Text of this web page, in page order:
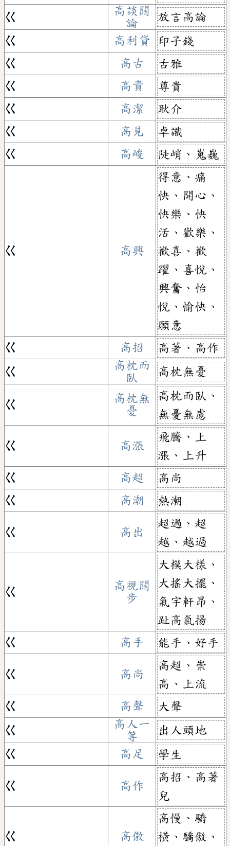
ㄍ
高談闊
論
放言高論
ㄍ
高利貸
印子錢
ㄍ
高古
古雅
ㄍ
高貴
尊貴
ㄍ
高潔
耿介
ㄍ
高見
卓識
ㄍ
高峻 陡峭、嵬巍
ㄍ 高興
得意、痛
快、開心、
快樂、快
活、歡樂、
歡喜、歡
躍、喜悅、
興奮、怡
悅、愉快、
願意
ㄍ
高招
高著、高作
ㄍ
高枕而
臥
高枕無憂
ㄍ
高枕無
憂
高枕而臥、
無憂無慮
ㄍ 高漲
飛騰、上
漲、上升
ㄍ
高超
高尚
ㄍ
高潮 熱潮
ㄍ 高出
超過、超
越、越過
ㄍ
高視闊
步
大模大樣、
大搖大擺、
氣宇軒昂、
趾高氣揚
ㄍ
高手 能手、好手
ㄍ 高尚
高超、崇
高、上流
ㄍ
高聲
大聲
ㄍ
高人一
等
出人頭地
ㄍ
高足 學生
ㄍ 高作
高招、高著
兒
ㄍ 高傲
高慢、驕
橫、驕傲、